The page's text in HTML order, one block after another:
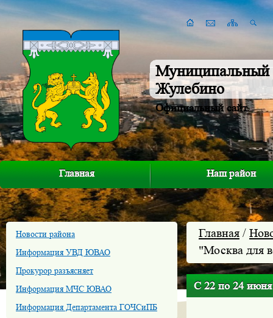
Муниципальный
Жулебино
Официальный сайт
Главная Наш район
Новости района
Информация УВД ЮВАО
Прокурор разъясняет
Информация МЧС ЮВАО
Информация Департамента ГОЧСиПБ
Главная /
"Москва для
С 22 по 24 июня